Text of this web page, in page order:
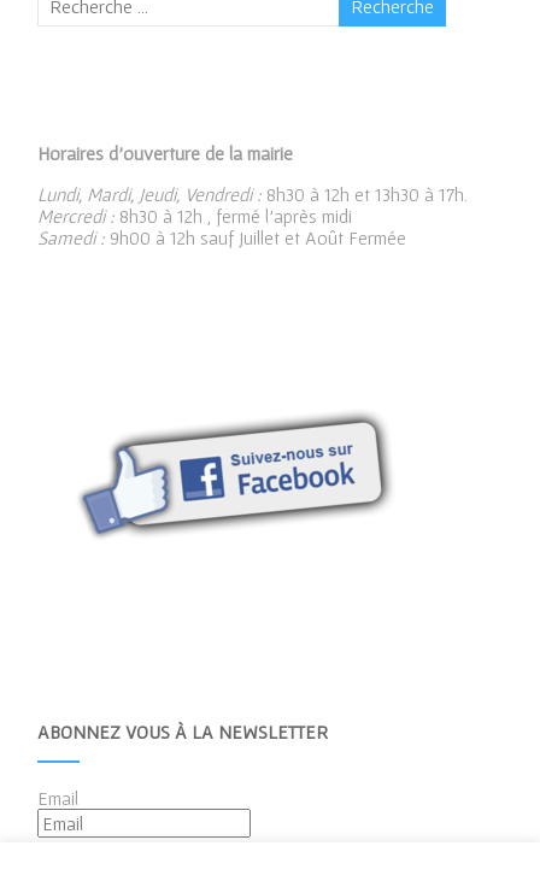
Horaires d’ouverture de la mairie
Lundi, Mardi, Jeudi, Vendredi : 8h30 à 12h et 13h30 à 17h.
Mercredi : 8h30 à 12h , fermé l’après midi
Samedi : 9h00 à 12h sauf Juillet et Août Fermée
ABONNEZ VOUS À LA NEWSLETTER
Email